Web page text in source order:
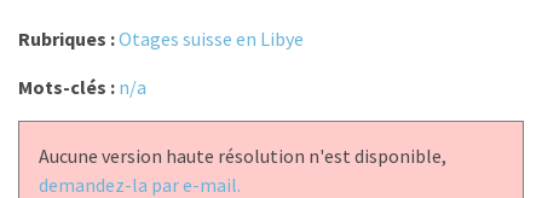
Rubriques :Otages suisse en Libye
Mots-clés : n/a
Aucune version haute résolution n'est disponible,
demandez-la par e-mail.